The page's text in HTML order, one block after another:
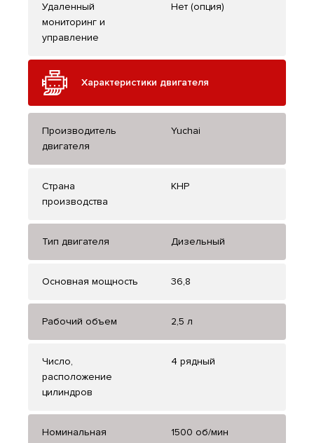
Удаленный
мониторинг и
управление
Нет (опция)
Характеристики двигателя
Производитель
двигателя
Yuchai
Страна
производства
КНР
Тип двигателя Дизельный
Основная мощность 36,8
Рабочий объем 2,5 л
Число,
расположение
цилиндров
4 рядный
Номинальная
1500 об/мин